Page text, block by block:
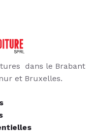
dans le Brabant
et Bruxelles.